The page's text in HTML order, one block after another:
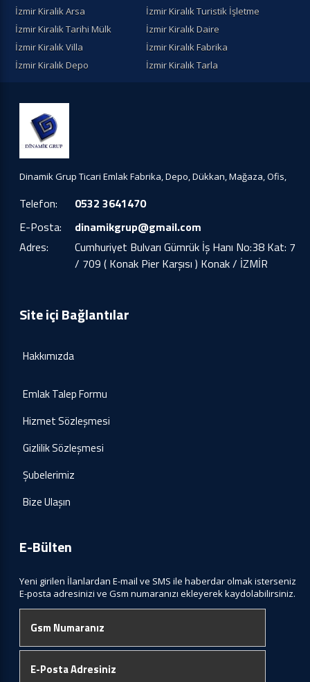
İzmir Kiralik Arsa
İzmir Kiralık Turistik İşletme
İzmir Kiralik Tarihi Mülk
İzmir Kiralık Daire
İzmir Kiralık Villa
İzmir Kiralık Fabrika
İzmir Kiralık Depo
İzmir Kiralık Tarla
Dinamik Grup Ticari Emlak Fabrika, Depo, Dükkan, Mağaza, Ofis,
Telefon:
0532 3641470
E-Posta:
dinamikgrup@gmail.com
Adres:
Cumhuriyet Bulvarı Gümrük İş Hanı No:38 Kat: 7
/ 709 ( Konak Pier Karşısı ) Konak / İZMİR
Site içi Bağlantılar
Hakkımızda
Emlak Talep Formu
Hizmet Sözleşmesi
Gizlilik Sözleşmesi
Şubelerimiz
Bize Ulaşın
E-Bülten
Yeni girilen İlanlardan E-mail ve SMS ile haberdar olmak isterseniz
E-posta adresinizi ve Gsm numaranızı ekleyerek kaydolabilirsiniz.